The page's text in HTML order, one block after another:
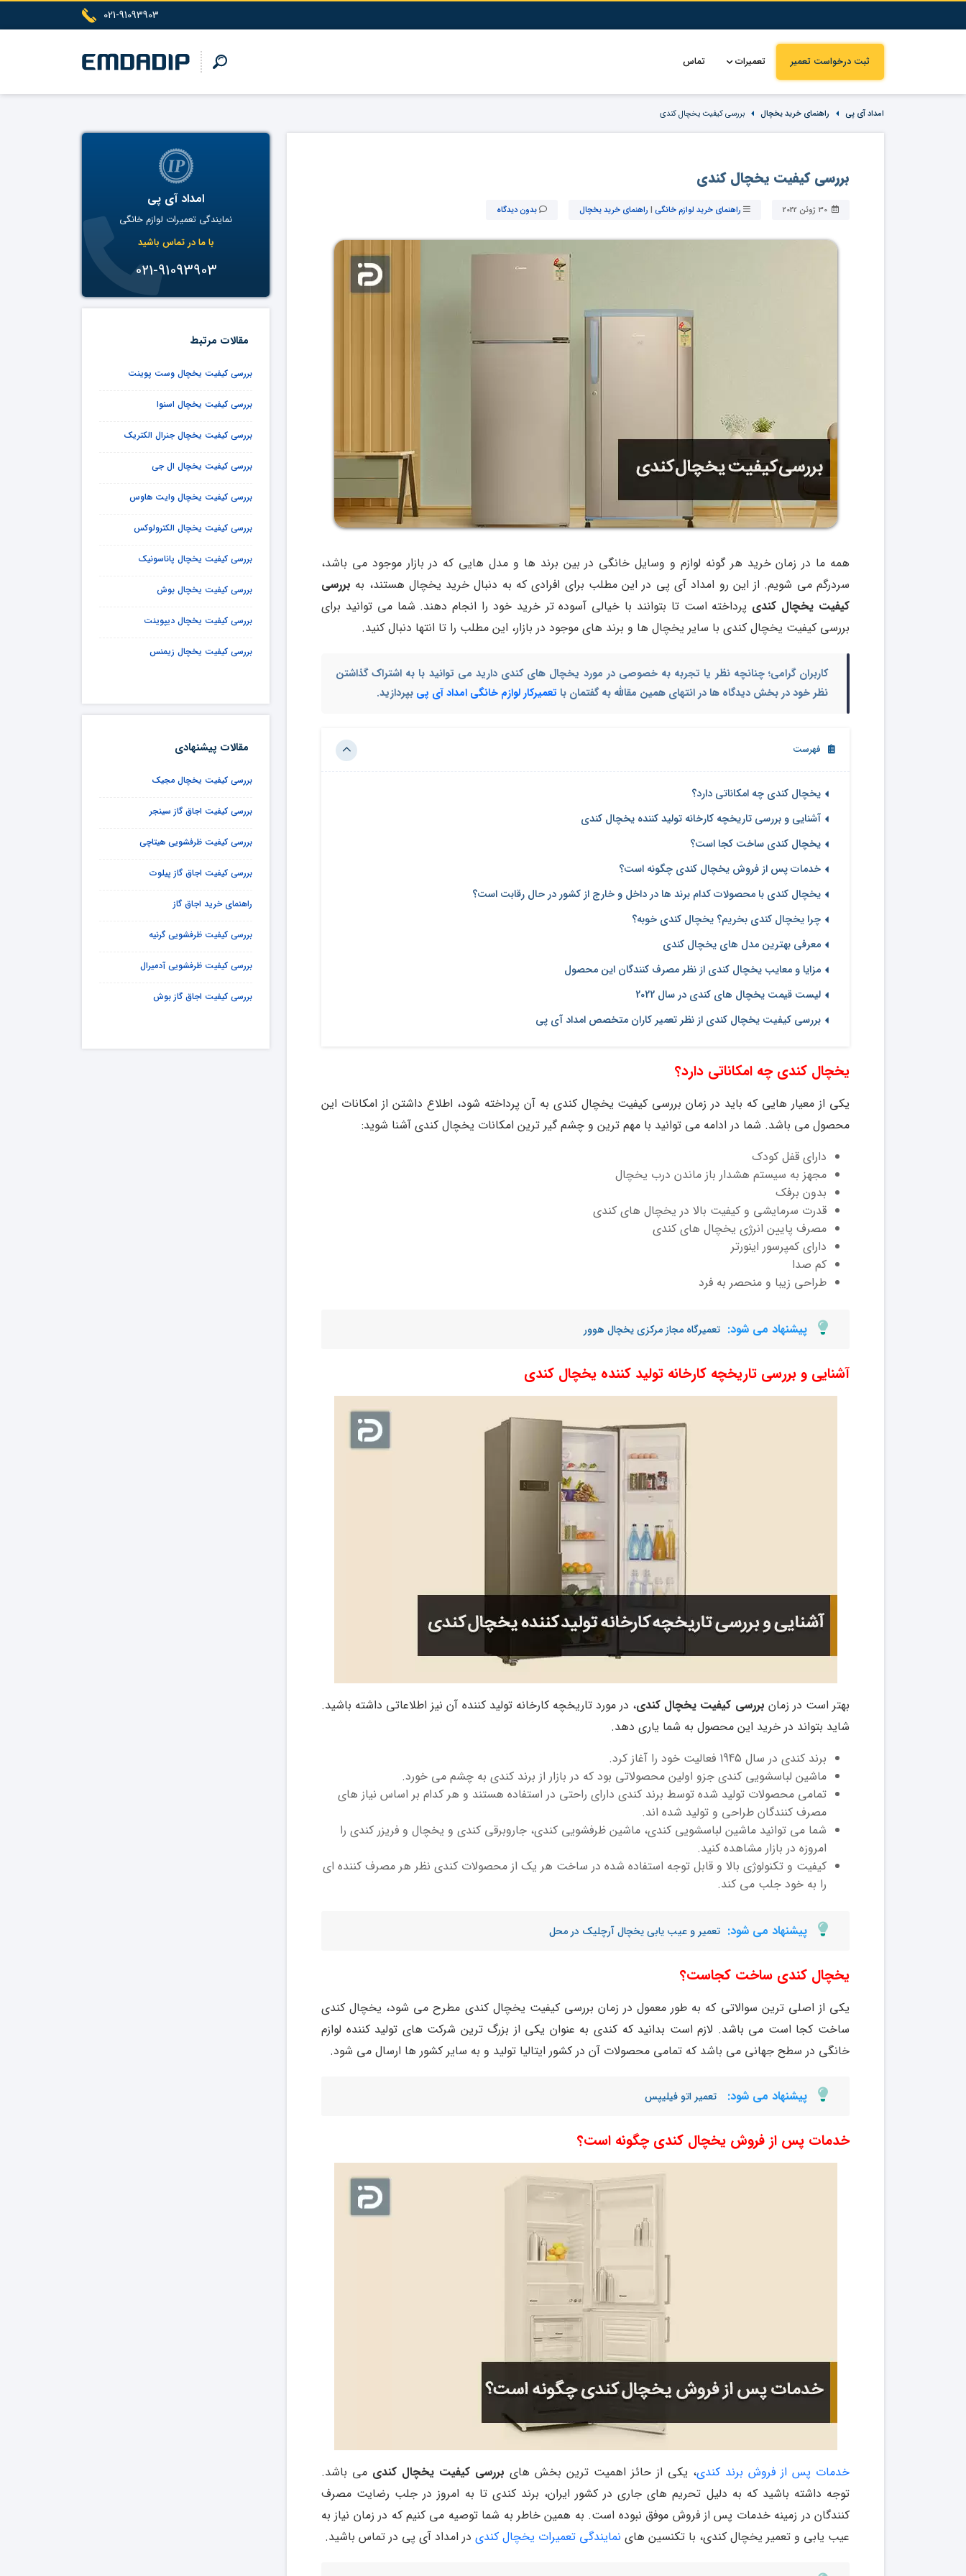
021-91093903
ثبت درخواست تعمیر تعمیرات تماس
امداد آی پی راهنمای خرید یخچال بررسی کیفیت یخچال کندی
بررسی کیفیت یخچال کندی
راهنمای خرید لوازم خانگی | راهنمای خرید یخچال بدون دیدگاه
همه ما در زمان خرید هر گونه لوازم و وسایل خانگی در بین برند ها و مدل هایی که در بازار موجود می باشد،
سردرگم می شویم. از این رو امداد آی پی در این مطلب برای افرادی که به دنبال خرید یخچال هستند، به بررسی
کیفیت یخچال کندی پرداخته است تا بتوانند با خیالی آسوده تر خرید خود را انجام دهند. شما می توانید برای
بررسی کیفیت یخچال کندی با سایر یخچال ها و برند های موجود در بازار، این مطلب را تا انتها دنبال کنید.
کاربران گرامی؛ چنانچه نظر یا تجربه به خصوصی در مورد یخچال های کندی دارید می توانید با به اشتراک گذاشتن
نظر خود در بخش دیدگاه ها در انتهای همین مقالله به گفتمان با تعمیرکار لوازم خانگی امداد آی پی بپردازید.
فهرست
یخچال کندی چه امکاناتی دارد؟
آشنایی و بررسی تاریخچه کارخانه تولید کننده یخچال کندی
یخچال کندی ساخت کجا است؟
خدمات پس از فروش یخچال کندی چگونه است؟
یخچال کندی با محصولات کدام برند ها در داخل و خارج از کشور در حال رقابت است؟
چرا یخچال کندی بخریم؟ یخچال کندی خوبه؟
معرفی بهترین مدل های یخچال کندی
مزایا و معایب یخچال کندی از نظر مصرف کنندگان این محصول
لیست قیمت یخچال های کندی در سال 2022
بررسی کیفیت یخچال کندی از نظر تعمیر کاران متخصص امداد آی پی
یخچال کندی چه امکاناتی دارد؟
یکی از معیار هایی که باید در زمان بررسی کیفیت یخچال کندی به آن پرداخته شود، اطلاع داشتن از امکانات این
محصول می باشد. شما در ادامه می توانید با مهم ترین و چشم گیر ترین امکانات یخچال کندی آشنا شوید:
دارای قفل کودک
مجهز به سیستم هشدار باز ماندن درب یخچال
بدون برفک
قدرت سرمایشی و کیفیت بالا در یخچال های کندی
مصرف پایین انرژی یخچال های کندی
دارای کمپرسور اینورتر
کم صدا
طراحی زیبا و منحصر به فرد
پیشنهاد می شود: تعمیرگاه مجاز مرکزی یخچال هوور
آشنایی و بررسی تاریخچه کارخانه تولید کننده یخچال کندی
بهتر است در زمان بررسی کیفیت یخچال کندی، در مورد تاریخچه کارخانه تولید کننده آن نیز اطلاعاتی داشته باشید.
شاید بتواند در خرید این محصول به شما یاری دهد.
برند کندی در سال 1945 فعالیت خود را آغاز کرد.
ماشین لباسشویی کندی جزو اولین محصولاتی بود که در بازار از برند کندی به چشم می خورد.
تمامی محصولات تولید شده توسط برند کندی دارای راحتی در استفاده هستند و هر کدام بر اساس نیاز های
مصرف کنندگان طراحی و تولید شده اند.
شما می توانید ماشین لباسشویی کندی، ماشین ظرفشویی کندی، جاروبرقی کندی و یخچال و فریزر کندی را
امروزه در بازار مشاهده کنید.
کیفیت و تکنولوژی بالا و قابل توجه استفاده شده در ساخت هر یک از محصولات کندی نظر هر مصرف کننده ای
را به خود جلب می کند.
پیشنهاد می شود: تعمیر و عیب یابی یخچال آرچلیک در محل
یخچال کندی ساخت کجاست؟
یکی از اصلی ترین سوالاتی که به طور معمول در زمان بررسی کیفیت یخچال کندی مطرح می شود، یخچال کندی
ساخت کجا است می باشد. لازم است بدانید که کندی به عنوان یکی از بزرگ ترین شرکت های تولید کننده لوازم
خانگی در سطح جهانی می باشد که تمامی محصولات آن در کشور ایتالیا تولید و به سایر کشور ها ارسال می شود.
پیشنهاد می شود: تعمیر اتو فیلیپس
خدمات پس از فروش یخچال کندی چگونه است؟
خدمات پس از فروش برند کندی، یکی از حائز اهمیت ترین بخش های بررسی کیفیت یخچال کندی می باشد.
توجه داشته باشید که به دلیل تحریم های جاری در کشور ایران، برند کندی تا به امروز در جلب رضایت مصرف
کنندگان در زمینه خدمات پس از فروش موفق نبوده است. به همین خاطر به شما توصیه می کنیم که در زمان نیاز به
عیب یابی و تعمیر یخچال کندی، با تکنسین های نمایندگی تعمیرات یخچال کندی در امداد آی پی در تماس باشید.
امداد آی پی
نمایندگی تعمیرات لوازم خانگی
با ما در تماس باشید
021-91093903
مقالات مرتبط
بررسی کیفیت یخچال وست پوینت
بررسی کیفیت یخچال اسنوا
بررسی کیفیت یخچال جنرال الکتریک
بررسی کیفیت یخچال ال جی
بررسی کیفیت یخچال وایت هاوس
بررسی کیفیت یخچال الکترولوکس
بررسی کیفیت یخچال پاناسونیک
بررسی کیفیت یخچال بوش
بررسی کیفیت یخچال دیپوینت
بررسی کیفیت یخچال زیمنس
مقالات پیشنهادی
بررسی کیفیت یخچال مجیک
بررسی کیفیت اجاق گاز سینجر
بررسی کیفیت ظرفشویی هیتاچی
بررسی کیفیت اجاق گاز پیلوت
راهنمای خرید اجاق گاز
بررسی کیفیت ظرفشویی گرنیه
بررسی کیفیت ظرفشویی آدمیرال
بررسی کیفیت اجاق گاز بوش